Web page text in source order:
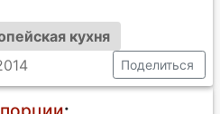
кухня
Поделиться